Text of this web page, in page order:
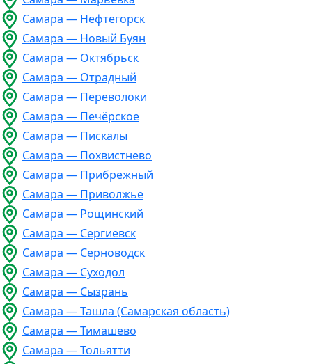
Самара — Нефтегорск
Самара — Новый Буян
Самара — Октябрьск
Самара — Отрадный
Самара — Переволоки
Самара — Печёрское
Самара — Пискалы
Самара — Похвистнево
Самара — Прибрежный
Самара — Приволжье
Самара — Рощинский
Самара — Сергиевск
Самара — Серноводск
Самара — Суходол
Самара — Сызрань
Самара — Ташла (Самарская область)
Самара — Тимашево
Самара — Тольятти